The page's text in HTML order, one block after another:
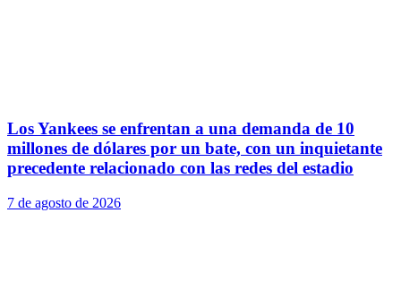
Los Yankees se enfrentan a una demanda de 10
millones de dólares por un bate, con un inquietante
precedente relacionado con las redes del estadio
7 de agosto de 2026